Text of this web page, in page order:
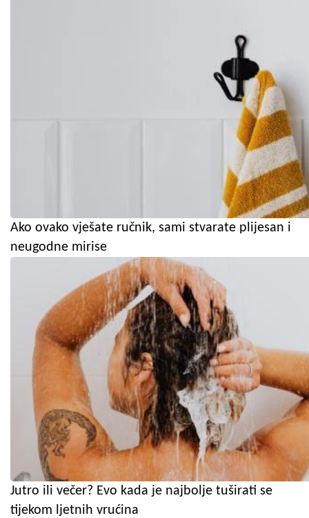
Ako ovako vješate ručnik, sami stvarate plijesan i
neugodne mirise
Jutro ili večer? Evo kada je najbolje tuširati se
tijekom ljetnih vrućina